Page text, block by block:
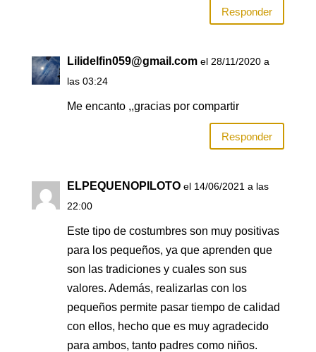
Responder
Lilidelfin059@gmail.com el 28/11/2020 a
las 03:24
Me encanto ,,gracias por compartir
Responder
ELPEQUENOPILOTO el 14/06/2021 a las
22:00
Este tipo de costumbres son muy positivas
para los pequeños, ya que aprenden que
son las tradiciones y cuales son sus
valores. Además, realizarlas con los
pequeños permite pasar tiempo de calidad
con ellos, hecho que es muy agradecido
para ambos, tanto padres como niños.